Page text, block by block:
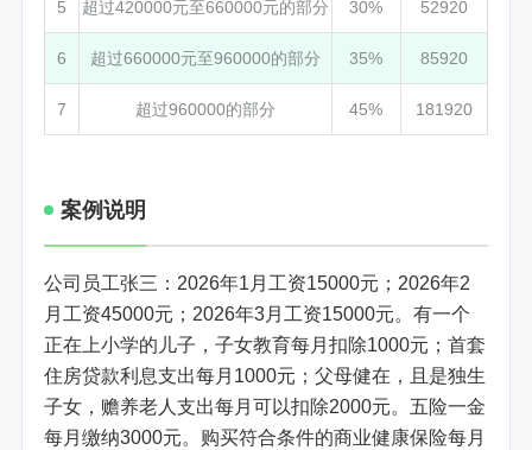
5 超过420000元至660000元的部分 30% 52920
6 超过660000元至960000的部分 35% 85920
7 超过960000的部分 45% 181920
案例说明
公司员工张三：2026年1月工资15000元；2026年2
月工资45000元；2026年3月工资15000元。有一个
正在上小学的儿子，子女教育每月扣除1000元；首套
住房贷款利息支出每月1000元；父母健在，且是独生
子女，赡养老人支出每月可以扣除2000元。五险一金
每月缴纳3000元。购买符合条件的商业健康保险每月